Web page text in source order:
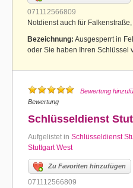
071112566809
Notdienst auch für
Bezeichnung: Ausgesperrt in
oder Sie haben Ihren Schlüssel
Bewertung
Bewertung
Schlüsseldienst
Aufgelistet in Schlüsseldienst
Stuttgart West
Zu Favoriten hinzufügen
071112566809